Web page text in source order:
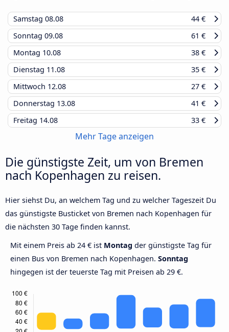
Samstag 08.08
44 €
Sonntag 09.08
61 €
Montag 10.08
38 €
Dienstag 11.08
35 €
Mittwoch 12.08
27 €
Donnerstag 13.08
41 €
Freitag 14.08 33 €
Mehr Tage anzeigen
Die günstigste Zeit, um von Bremen
nach Kopenhagen zu reisen.
Hier siehst Du, an welchem Tag und zu welcher Tageszeit Du
das günstigste Busticket von Bremen nach Kopenhagen für
die nächsten 30 Tage finden kannst.
Mit einem Preis ab 24 € ist Montag der günstigste Tag für
einen Bus von Bremen nach Kopenhagen. Sonntag
hingegen ist der teuerste Tag mit Preisen ab 29 €.